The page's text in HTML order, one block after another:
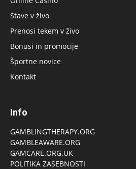
Stave v živo
Prenosi tekem v živo
Bonusi in promocije
Športne novice
Kontakt
Info
GAMBLINGTHERAPY.ORG
GAMBLEAWARE.ORG
GAMCARE.ORG.UK
POLITIKA ZASEBNOSTI